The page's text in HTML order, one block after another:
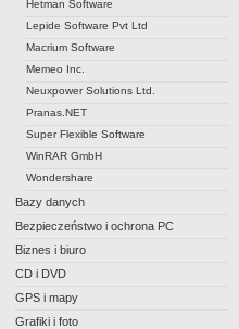
Hetman Software
Lepide Software Pvt Ltd
Macrium Software
Memeo Inc.
Neuxpower Solutions Ltd.
Pranas.NET
Super Flexible Software
WinRAR GmbH
Wondershare
Bazy danych
Bezpieczeństwo i ochrona PC
Biznes i biuro
CD i DVD
GPS i mapy
Grafiki i foto